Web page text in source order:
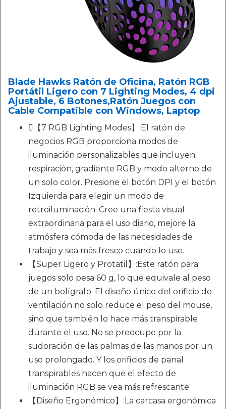
Blade Hawks Ratón de Oficina, Ratón RGB
Portátil Ligero con 7 Lighting Modes, 4 dpi
Ajustable, 6 Botones,Ratón Juegos con
Cable Compatible con Windows, Laptop
【7 RGB Lighting Modes】:El ratón de
negocios RGB proporciona modos de
iluminación personalizables que incluyen
respiración, gradiente RGB y modo alterno de
un solo color. Presione el botón DPI y el botón
Izquierda para elegir un modo de
retroiluminación. Cree una fiesta visual
extraordinaria para el uso diario, mejore la
atmósfera cómoda de las necesidades de
trabajo y sea más fresco cuando lo use.
【Super Ligero y Protatil】:Este ratón para
juegos solo pesa 60 g, lo que equivale al peso
de un bolígrafo. El diseño único del orificio de
ventilación no solo reduce el peso del mouse,
sino que también lo hace más transpirable
durante el uso. No se preocupe por la
sudoración de las palmas de las manos por un
uso prolongado. Y los orificios de panal
transpirables hacen que el efecto de
iluminación RGB se vea más refrescante.
【Diseño Ergonómico】:La carcasa ergonómica